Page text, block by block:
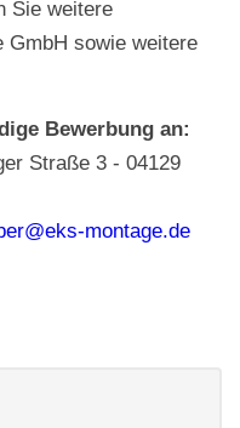
Sie weitere
GmbH sowie weitere
Bewerbung an:
Straße 3 - 04129
montage.de